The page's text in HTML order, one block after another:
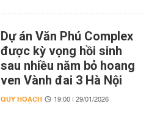
Dự án Văn Phú Complex
được kỳ vọng hồi sinh
sau nhiều năm bỏ hoang
ven Vành đai 3 Hà Nội
QUY HOẠCH 19:00 | 29/01/2026